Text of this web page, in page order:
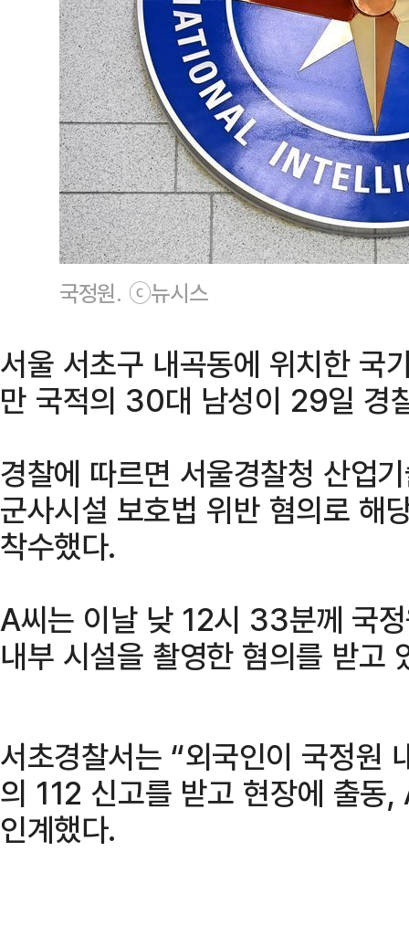
국정원. ⓒ뉴시스
서울 서초구 내곡동에 위치한 국
만 국적의 30대 남성이 29일 경
경찰에 따르면 서울경찰청 산업
군사시설 보호법 위반 혐의로 해
착수했다.
A씨는 이날 낮 12시 33분께 국
내부 시설을 촬영한 혐의를 받고
서초경찰서는 “외국인이 국정원
의 112 신고를 받고 현장에 출동
인계했다.